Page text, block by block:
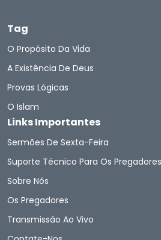
Tag
O Propósito Da Vida
A Existência De Deus
Provas Lógicas
O Islam
Links Importantes
Sermões De Sexta-Feira
Suporte Técnico Para Os Pregadores
Sobre Nós
Os Pregadores
Transmissão Ao Vivo